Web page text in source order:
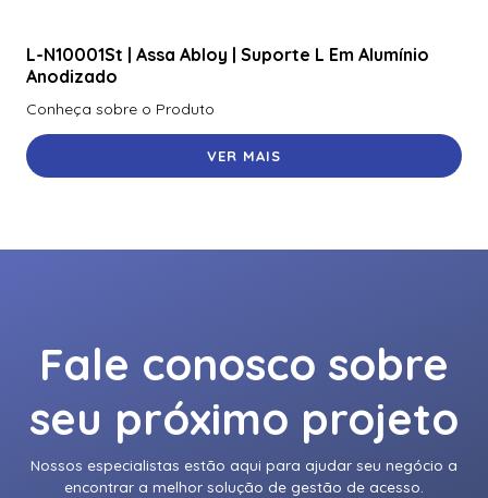
L-N10001St | Assa Abloy | Suporte L Em Alumínio
Anodizado
Conheça sobre o Produto
VER MAIS
Fale conosco sobre
seu próximo projeto
Nossos especialistas estão aqui para ajudar seu negócio a
encontrar a melhor solução de gestão de acesso.